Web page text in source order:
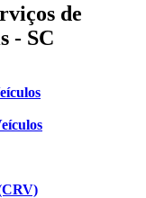
de
- SC